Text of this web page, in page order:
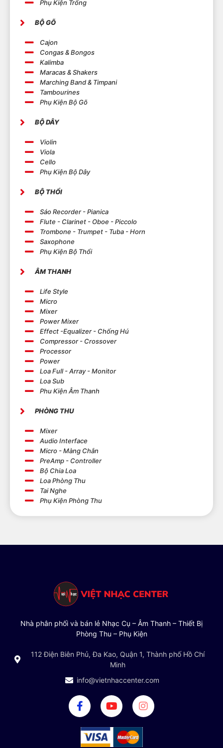
Phụ Kiện Trống
BỘ GÕ
Cajon
Congas & Bongos
Kalimba
Maracas & Shakers
Marching Band & Timpani
Tambourines
Phụ Kiện Bộ Gõ
BỘ DÂY
Violin
Viola
Cello
Phụ Kiện Bộ Dây
BỘ THỔI
Sáo Recorder - Pianica
Flute - Clarinet - Oboe - Piccolo
Trombone - Trumpet - Tuba - Horn
Saxophone
Phụ Kiện Bộ Thổi
ÂM THANH
Life Style
Micro
Mixer
Power Mixer
Effect -Equalizer - Chống Hú
Compressor - Crossover
Processor
Power
Loa Full - Array - Monitor
Loa Sub
Phu Kiện Âm Thanh
PHÒNG THU
Mixer
Audio Interface
Micro - Màng Chắn
PreAmp - Controller
Bộ Chia Loa
Loa Phòng Thu
Tai Nghe
Phụ Kiện Phòng Thu
càng tăng về mẫu mã và chức năng, Effect
Guitar đang là một phần quan trọng giúp định
Nhà phân phối và bán lẻ Nhạc Cụ – Âm Thanh – Thiết Bị
Phòng Thu – Phụ Kiện
112 Điện Biên Phủ, Đa Kao, Quận 1, Thành phố Hồ Chí
Minh
info@vietnhaccenter.com